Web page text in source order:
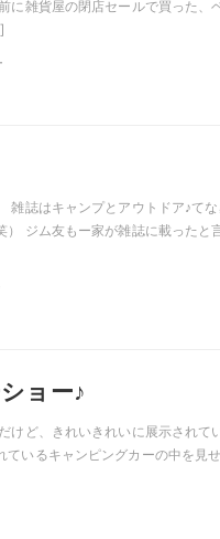
に雑貨屋の閉店セールで買った、
雑誌はキャンプとアウトドア♪て
ジム友もー家が雑誌に載ったと
ョー♪
けど、きれいきれいに展示されて
ているキャンピングカーの中を見